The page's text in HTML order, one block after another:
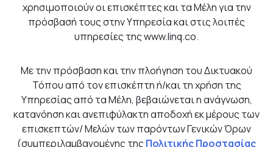
χρησιμοποιούν οι επισκέπτες και τα Μέλη για την
πρόσβασή τους στην Υπηρεσία και στις λοιπές
υπηρεσίες της www.linq.co.
Με την πρόσβαση και την πλοήγηση του Δικτυακού
Τόπου από τον επισκέπτη ή/και τη χρήση της
Υπηρεσίας από τα Μέλη, βεβαιώνεται η ανάγνωση,
κατανόηση και ανεπιφύλακτη αποδοχή εκ μέρους των
επισκεπτών/ Μελών των παρόντων Γενικών Όρων
(συμπεριλαμβανομένης της Πολιτικής Προστασίας